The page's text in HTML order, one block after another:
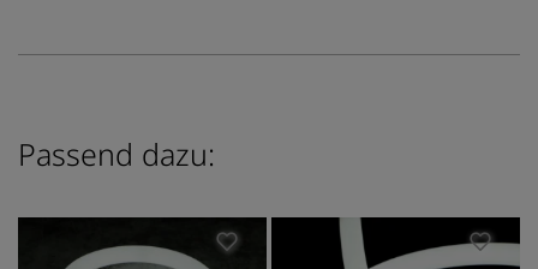
Passend dazu: